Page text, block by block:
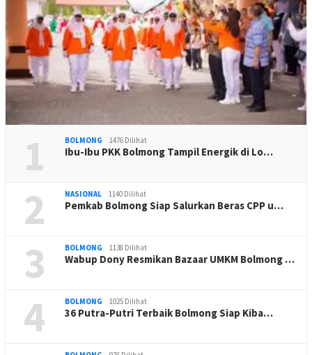
1 BOLMONG 1476 Dilihat
Ibu-Ibu PKK Bolmong Tampil Energik di Lo…
2 NASIONAL 1140 Dilihat
Pemkab Bolmong Siap Salurkan Beras CPP u…
3 BOLMONG 1138 Dilihat
Wabup Dony Resmikan Bazaar UMKM Bolmong …
4 BOLMONG 1025 Dilihat
36 Putra-Putri Terbaik Bolmong Siap Kiba…